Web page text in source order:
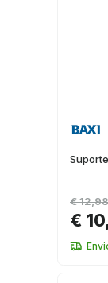
€
€ 12,98